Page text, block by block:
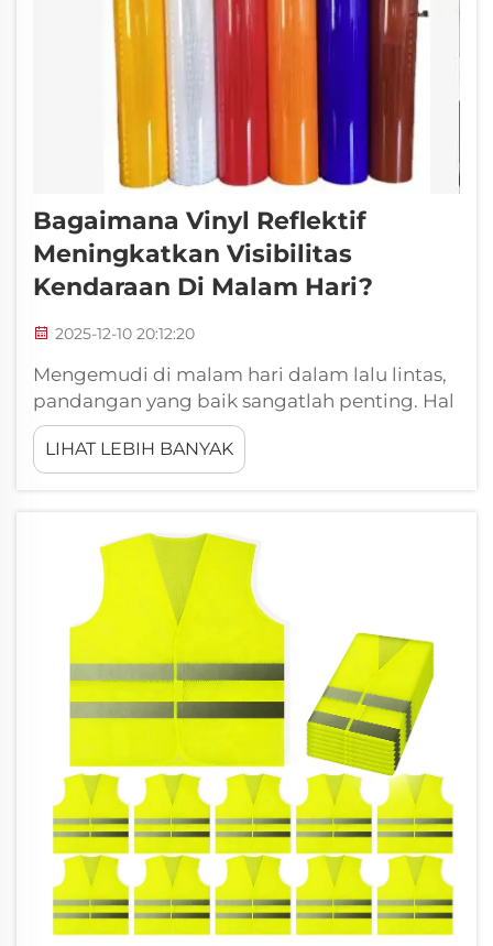
Bagaimana Vinyl Reflektif
Meningkatkan Visibilitas
Kendaraan Di Malam Hari?
2025-12-10 20:12:20
Mengemudi di malam hari dalam lalu lintas,
pandangan yang baik sangatlah penting. Hal
tersebut membantu Anda melihat jalan,
kendaraan lain, bahkan pejalan kaki. Namun
salah satu strategi terbaik agar pengendara
reflektif. Dan bahan khusus ini dapat
ditempel sebagai stiker...
LIHAT LEBIH BANYAK